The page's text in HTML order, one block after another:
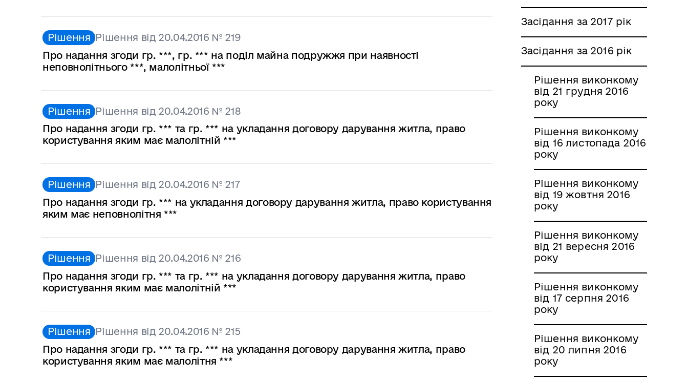
Рішення Рішення від 20.04.2016 № 219
Про надання згоди гр. ***, гр. *** на поділ майна подружжя при наявності
неповнолітнього ***, малолітньої ***
Рішення Рішення від 20.04.2016 № 218
Про надання згоди гр. *** та гр. *** на укладання договору дарування житла, право
користування яким має малолітній ***
Рішення Рішення від 20.04.2016 № 217
Про надання згоди гр. *** на укладання договору дарування житла, право користування
яким має неповнолітня ***
Рішення Рішення від 20.04.2016 № 216
Про надання згоди гр. *** та гр. *** на укладання договору дарування житла, право
користування яким має малолітній ***
Рішення Рішення від 20.04.2016 № 215
Про надання згоди гр. *** та гр. *** на укладання договору дарування житла, право
користування яким має малолітня ***
Засідання за 2017 рік
Засідання за 2016 рік
Рішення виконкому
від 21 грудня 2016
року
Рішення виконкому
від 16 листопада 2016
року
Рішення виконкому
від 19 жовтня 2016
року
Рішення виконкому
від 21 вересня 2016
року
Рішення виконкому
від 17 серпня 2016
року
Рішення виконкому
від 20 липня 2016
року